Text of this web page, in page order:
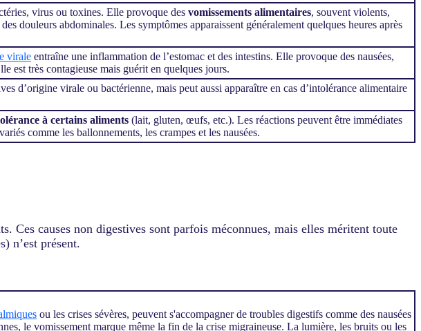
virus ou toxines. Elle provoque des vomissements alimentaires, souvent violents,
douleurs abdominales. Les symptômes apparaissent généralement quelques heures après
virale entraîne une inflammation de l’estomac et des intestins. Elle provoque des nausées,
est très contagieuse mais guérit en quelques jours.
d’origine virale ou bactérienne, mais peut aussi apparaître en cas d’intolérance alimentaire
à certains aliments (lait, gluten, œufs, etc.). Les réactions peuvent être immédiates
comme les ballonnements, les crampes et les nausées.
Ces causes non digestives sont parfois méconnues, mais elles méritent toute
n’est présent.
ou les crises sévères, peuvent s'accompagner de troubles digestifs comme des nausées
le vomissement marque même la fin de la crise migraineuse. La lumière, les bruits ou les